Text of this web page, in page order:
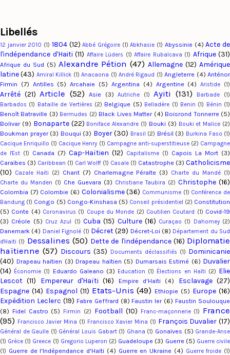
Libellés
12 janvier 2010 (1) 1804 (12) Abbé Grégoire (1) Abkhasie (1) Abyssinie (4) Acte de
l'indépendance d'Haiti (11) Affaire Lüders (1) Affaire Rubalcava (1) Afrique (31)
Afrique du Sud (5) Alexandre Pétion (47) Allemagne (12) Amérique
latine (43) Amiral Killick (1) Anacaona (1) André Rigaud (1) Angleterre (4) Anténor
Firmin (7) Antilles (5) Arcahaie (5) Argentina (4) Argentine (4) Aristide (1)
Arrêté (21) Article (52) Asie (3) Autriche (1) Ayiti (131) Barbade
(1)
Barbados (1) Bataille de Vertières (2) Belgique (5) Belladère (1) Benin (1) Bénin (1)
Benoît Batraville (3) Bermudes (2) Black Lives Matter (4) Boisrond Tonnerre (5)
Bolivar (9) Bonaparte (22) Boniface Alexandre (1) Bouki (3) Bouki et Malice (2)
Boukman prayer (3) Bouqui (3) Boyer (30) Brasil (2) Brésil (3) Burkina Faso (1)
Cacique Enriquillo (1) Cacique Henry (1) Campagne anti-superstitieuse (2) Campagne
de l'Est (1) Canada (7) Cap-Haïtien (12) Capitalisme (1) Capois La Mort (3)
Caraïbes (3) Caribbean (1) Carl Wolff (1) Casale (1) Catastrophe (3) Catholicisme
(10)
Cazale Haiti (2) Chant (7) Charlemagne Péralte (3) Charte du Mandé (1)
Charte du Manden (1) Che Guevara (3) Christiane Taubira (2) Christophe (16)
Colombia (7) Colombie (6) Colonialisme (36) Communisme (1) Conférence de
Bandung (1) Congo (5) Congo-Kinshasa (5) Conseil présidentiel (2) Constitution
(5) Conte (4) Coronavirus (1) Coupe du Monde (2) Coutilien Coutard (1) Covid-19
(3) Créole (5) Cruz Azul (1) Cuba (15) Culture (16) Curaçao (1) Dahomey (2)
Danemark (4) Daniel Fignolé (1) Décret(29) Décret-Loi (8) Département du Sud
d'Haiti (1) Dessalines (50) Dette de l'indépendance (16) Diplomatie
haïtienne (57) Discours (35) Documents déclassifiés (1) Dominicanie
(40) Drapeau haitien (3) Drapeau haïtien (5) Dumarsais Estimé (6) Duvalier
(14) Économie (1) Eduardo Galeano (3) Education (1) Élections en Haïti (2) Elie
Lescot (11) Empereur d'Haïti (16) Empire d'Haïti (4) Esclavage (27)
Espagne (14) Espagnol (11) Etats-Unis (49) Ethiopie (5) Europe (16)
Expédition Leclerc (19) Fabre Geffrard (8) Faustin Ier (6) Faustin Soulouque
(8) Fidel Castro (5) Firmin (2) Football (10) Franc-maçonnerie (1)
France
(95) Francisco Javier Mina (1) Francisco Xavier Mina (1) François Duvalier (17)
Général de Gaulle (1) Général Louis Gabart (1) Ghana (1) Gonaïves (5) Grande-Anse
(1) Grèce (1) Greece (1) Gregorio Luperon (2) Guadeloupe (3) Guerre (5) Guerre civile
(1) Guerre de l'Indépendance d'Haïti (4) Guerre en Ukraine (4) Guerre froide (1)